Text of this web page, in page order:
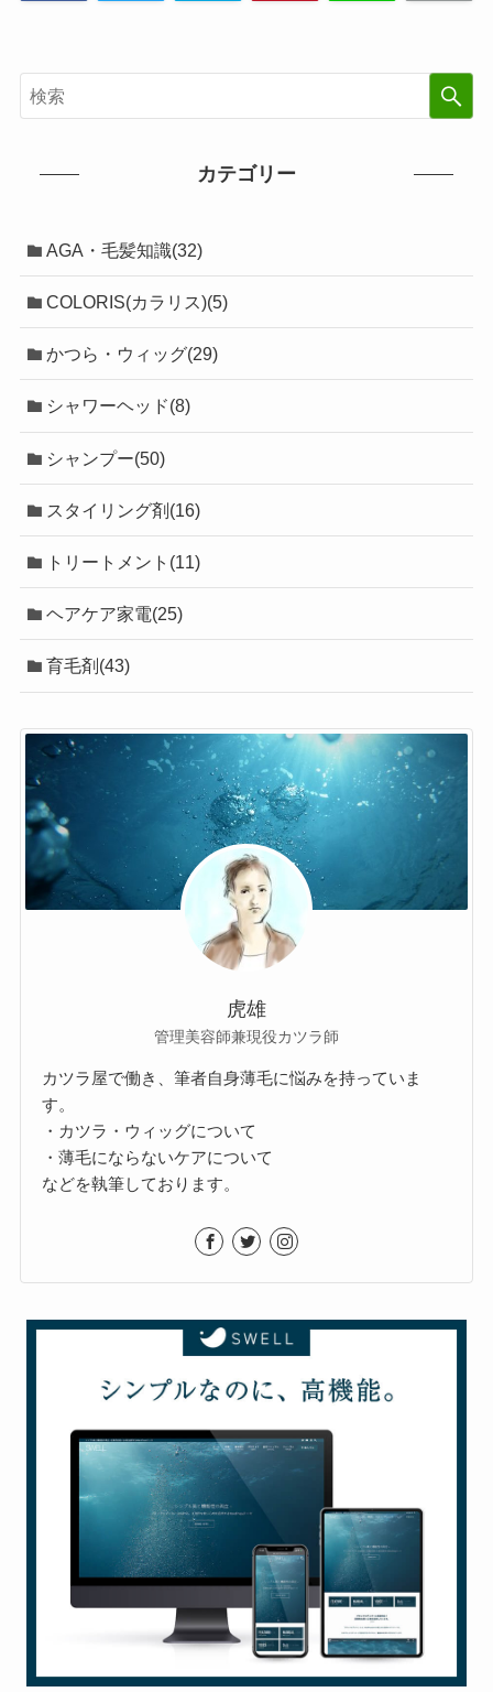
カテゴリー
AGA・毛髪知識(32)
COLORIS(カラリス)(5)
かつら・ウィッグ(29)
シャワーヘッド(8)
シャンプー(50)
スタイリング剤(16)
トリートメント(11)
ヘアケア家電(25)
育毛剤(43)
虎雄
管理美容師兼現役カツラ師
カツラ屋で働き、筆者自身薄毛に悩みを持っていま
す。
・カツラ・ウィッグについて
・薄毛にならないケアについて
などを執筆しております。